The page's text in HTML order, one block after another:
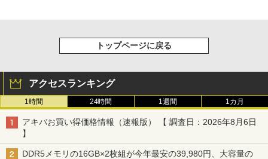
トップページに戻る
アクセスランキング
1時間 24時間 1週間 1カ月
アキバお買い得価格情報（速報版） 【 調査日：2026年8月6日
】
DDR5メモリの16GB×2枚組が今年最安の39,980円、大容量の